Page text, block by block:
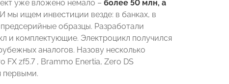
уже вложено немало – более 50 млн, а
мы ищем инвестиции везде: в банках, в
образцы. Разработали
и комплектующие. Электроцикл получился
аналогов. Назову несколько
FX zf5.7 , Brammo Enertia, Zero DS
первыми.